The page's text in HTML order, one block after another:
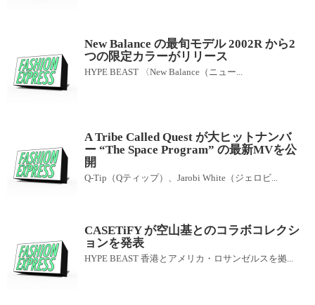
New Balance の最旬モデル 2002R から2
つの限定カラーがリリース
HYPE BEAST 〈New Balance（ニュー...
A Tribe Called Quest が大ヒットナンバ
ー “The Space Program” の最新MVを公
開
Q-Tip（Qティップ）、Jarobi White（ジェロビ...
CASETiFY が空山基とのコラボコレクシ
ョンを発表
HYPE BEAST 香港とアメリカ・ロサンゼルスを拠...